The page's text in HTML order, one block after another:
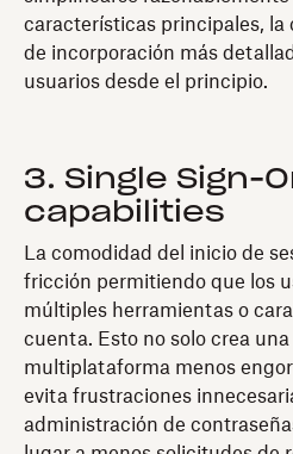
características principales, la
de incorporación más
usuarios desde el principio.
3. Single Sign-
capabilities
La comodidad del inicio de
fricción permitiendo que los
múltiples herramientas o
cuenta. Esto no solo crea
multiplataforma menos
evita frustraciones
administración de